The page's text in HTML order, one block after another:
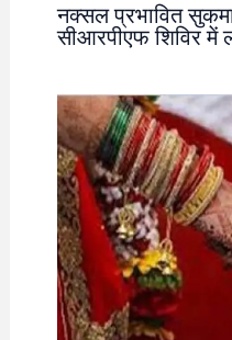
नक्सल प्रभावित
सीआरपीएफ शिविर में